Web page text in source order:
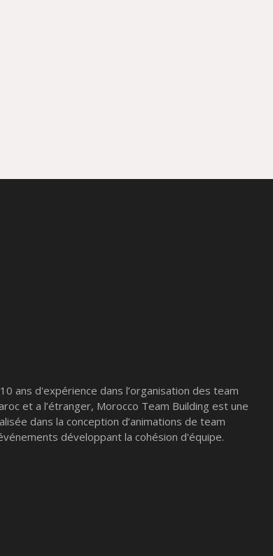
ans d'expérience dans l’organisation des team
et a l’étranger, Morocco Team Building est une
dans la conception d’animations de team
développant la cohésion d'équipe.